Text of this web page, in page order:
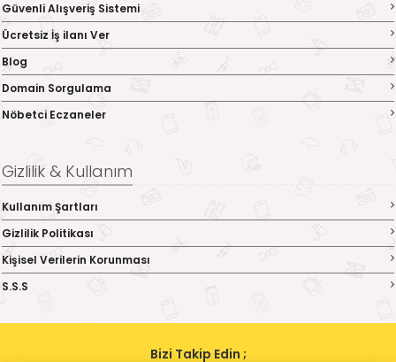
Güvenli Alışveriş Sistemi
Ücretsiz İş ilanı Ver
Blog
Domain Sorgulama
Nöbetci Eczaneler
Gizlilik & Kullanım
Kullanım Şartları
Gizlilik Politikası
Kişisel Verilerin Korunması
S.S.S
Bizi Takip Edin ;